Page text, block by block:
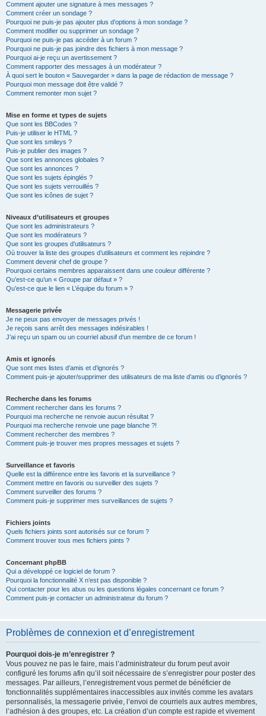
Comment ajouter une signature à mes messages ?
Comment créer un sondage ?
Pourquoi ne puis-je pas ajouter plus d’options à mon sondage ?
Comment modifier ou supprimer un sondage ?
Pourquoi ne puis-je pas accéder à un forum ?
Pourquoi ne puis-je pas joindre des fichiers à mon message ?
Pourquoi ai-je reçu un avertissement ?
Comment rapporter des messages à un modérateur ?
À quoi sert le bouton « Sauvegarder » dans la page de rédaction de message ?
Pourquoi mon message doit être validé ?
Comment remonter mon sujet ?
Mise en forme et types de sujets
Que sont les BBCodes ?
Puis-je utiliser le HTML ?
Que sont les smileys ?
Puis-je publier des images ?
Que sont les annonces globales ?
Que sont les annonces ?
Que sont les sujets épinglés ?
Que sont les sujets verrouillés ?
Que sont les icônes de sujet ?
Niveaux d’utilisateurs et groupes
Que sont les administrateurs ?
Que sont les modérateurs ?
Que sont les groupes d’utilisateurs ?
Où trouver la liste des groupes d’utilisateurs et comment les rejoindre ?
Comment devenir chef de groupe ?
Pourquoi certains membres apparaissent dans une couleur différente ?
Qu’est-ce qu’un « Groupe par défaut » ?
Qu’est-ce que le lien « L’équipe du forum » ?
Messagerie privée
Je ne peux pas envoyer de messages privés !
Je reçois sans arrêt des messages indésirables !
J’ai reçu un spam ou un courriel abusif d’un membre de ce forum !
Amis et ignorés
Que sont mes listes d’amis et d’ignorés ?
Comment puis-je ajouter/supprimer des utilisateurs de ma liste d’amis ou d’ignorés ?
Recherche dans les forums
Comment rechercher dans les forums ?
Pourquoi ma recherche ne renvoie aucun résultat ?
Pourquoi ma recherche renvoie une page blanche ?!
Comment rechercher des membres ?
Comment puis-je trouver mes propres messages et sujets ?
Surveillance et favoris
Quelle est la différence entre les favoris et la surveillance ?
Comment mettre en favoris ou surveiller des sujets ?
Comment surveiller des forums ?
Comment puis-je supprimer mes surveillances de sujets ?
Fichiers joints
Quels fichiers joints sont autorisés sur ce forum ?
Comment trouver tous mes fichiers joints ?
Concernant phpBB
Qui a développé ce logiciel de forum ?
Pourquoi la fonctionnalité X n’est pas disponible ?
Qui contacter pour les abus ou les questions légales concernant ce forum ?
Comment puis-je contacter un administrateur du forum ?
Problèmes de connexion et d’enregistrement
Pourquoi dois-je m’enregistrer ?
Vous pouvez ne pas le faire, mais l’administrateur du forum peut avoir
configuré les forums afin qu’il soit nécessaire de s’enregistrer pour poster des
messages. Par ailleurs, l’enregistrement vous permet de bénéficier de
fonctionnalités supplémentaires inaccessibles aux invités comme les avatars
personnalisés, la messagerie privée, l’envoi de courriels aux autres membres,
l’adhésion à des groupes, etc. La création d’un compte est rapide et vivement